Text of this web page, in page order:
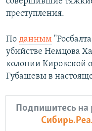
преступления.
По данным
убийстве Немцова
колонии Кировской
Губашевы в
Подпишитесь на